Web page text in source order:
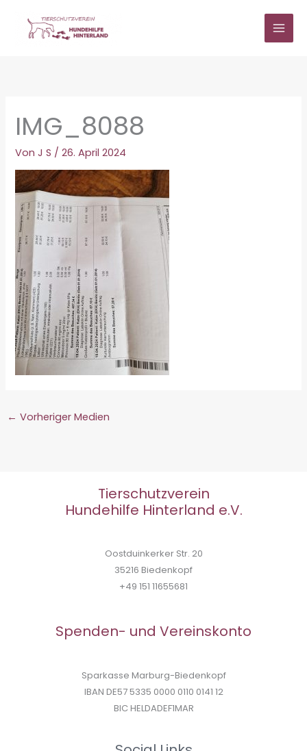
springen
IMG_8088
VonJ S /26. April 2024
← Vorheriger Medien
Tierschutzverein
Hundehilfe Hinterland e.V.
Oostduinkerker Str. 20
35216 Biedenkopf
+49 151 11655681
Spenden- und Vereinskonto
Sparkasse Marburg-Biedenkopf
IBAN DE57 5335 0000 0110 0141 12
BIC HELDADEF1MAR